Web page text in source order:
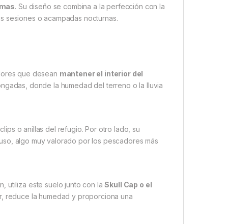
. Su diseño se combina a la perfección con la
sesiones o acampadas nocturnas.
que desean mantener el interior del
donde la humedad del terreno o la lluvia
o anillas del refugio. Por otro lado, su
algo muy valorado por los pescadores más
utiliza este suelo junto con laSkull Cap o el
reduce la humedad y proporciona una